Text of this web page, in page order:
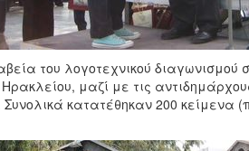
του λογοτεχνικού διαγωνισμού
μαζί με τις
κατατέθηκαν 200 κείμενα